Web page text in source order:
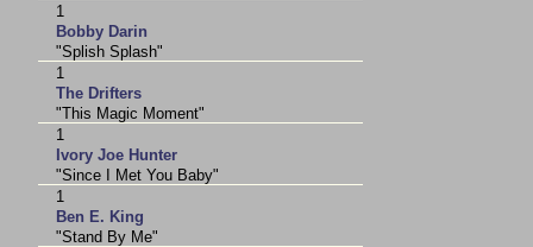
1
Bobby Darin
"Splish Splash"
1
The Drifters
"This Magic Moment"
1
Ivory Joe Hunter
"Since I Met You Baby"
1
Ben E. King
"Stand By Me"